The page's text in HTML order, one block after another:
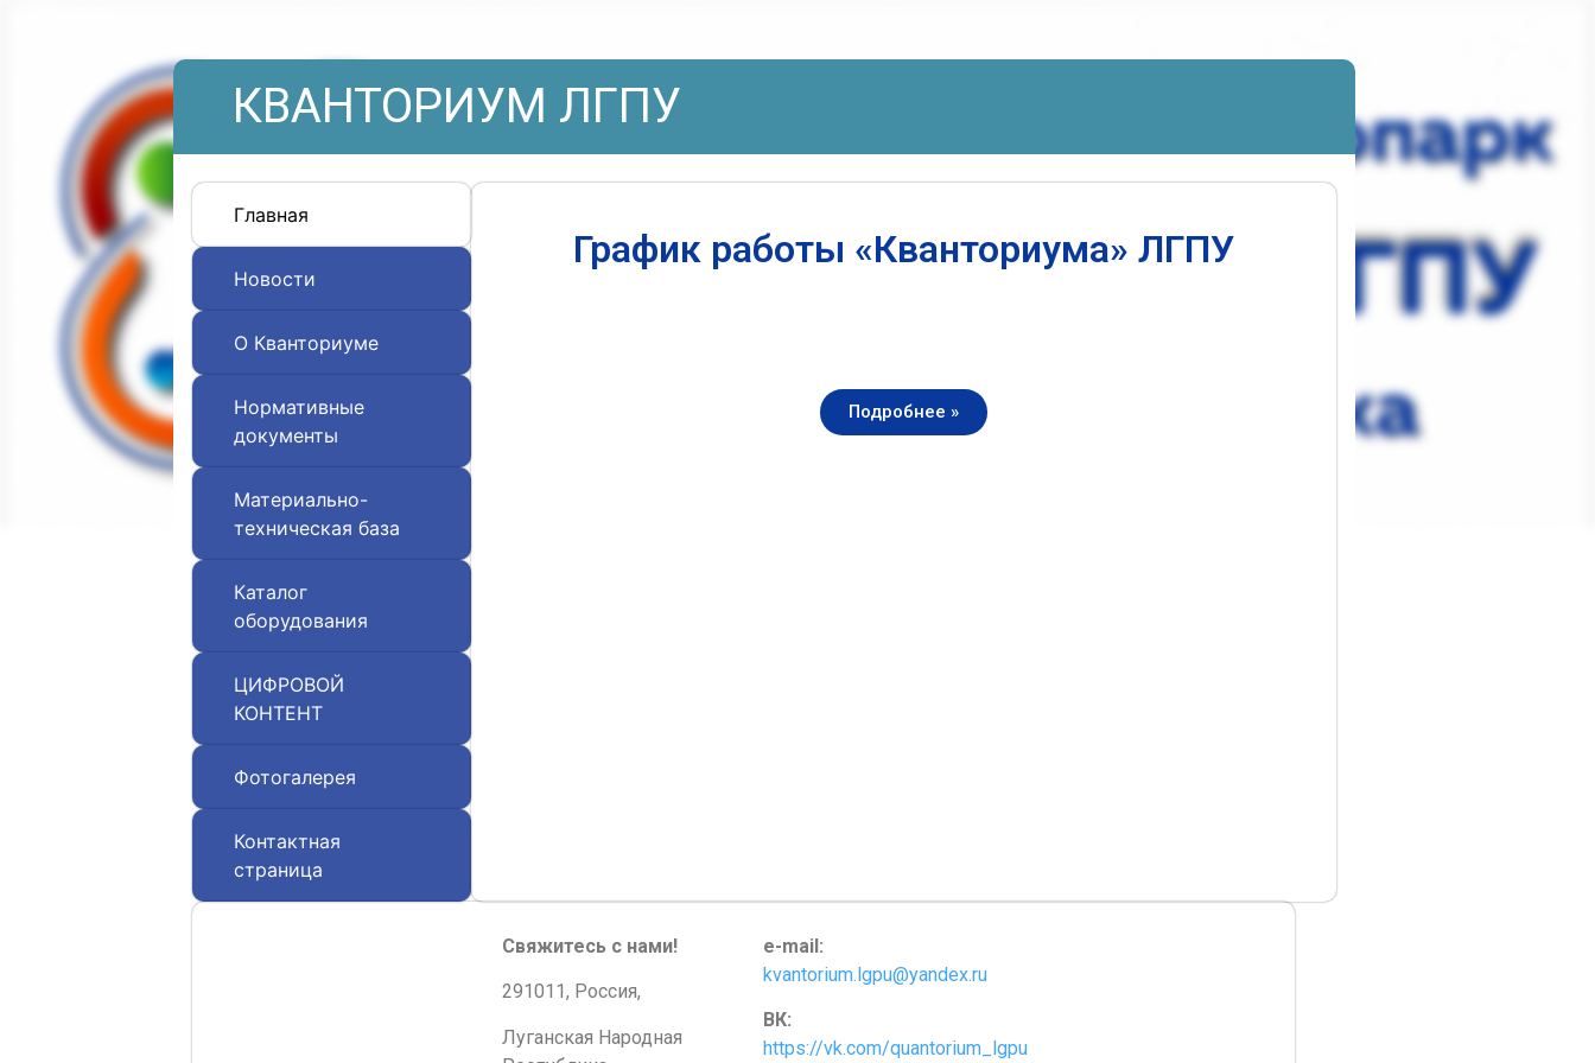
КВАНТОРИУМ ЛГПУ
Главная
Новости
О Кванториуме
Нормативные
документы
Материально-
техническая база
Каталог
оборудования
ЦИФРОВОЙ
КОНТЕНТ
Фотогалерея
Контактная
страница
График работы «Кванториума» ЛГПУ
Подробнее »
Свяжитесь с нами!
291011, Россия,
Луганская Народная
e-mail:
kvantorium.lgpu@yandex.ru
ВК:
https://vk.com/quantorium_lgpu